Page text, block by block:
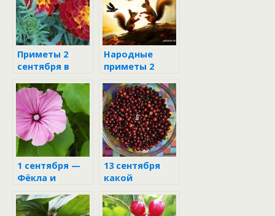
Приметы 2
сентября в
Народные
приметы 2
1 сентября —
Фёкла и
13 сентября
какой